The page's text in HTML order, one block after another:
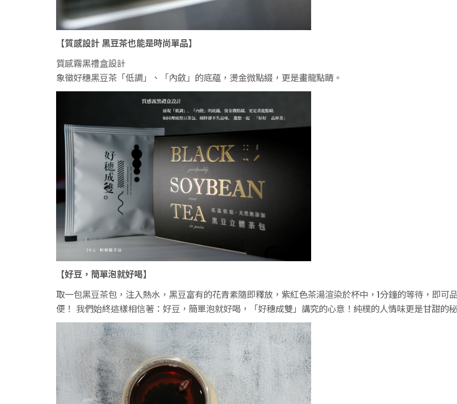
【質感設計 黑豆茶也能是時尚單品】
質感霧黑禮盒設計
象徵好穗黑豆茶「低調」、「內斂」的底蘊，燙金微點綴，更是畫龍點睛。
【好豆，簡單泡就好喝】
取一包黑豆茶包，注入熱水，黑豆富有的花青素隨即釋放，紫紅色茶湯渲染於杯中，1分鐘的等待，即可
便！ 我們始終這樣相信著：好豆，簡單泡就好喝，「好穗成雙」講究的心意！純樸的人情味更是甘甜的秘